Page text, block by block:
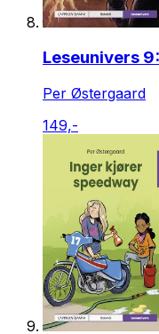
Leseunivers
Per Østergaard
149,-